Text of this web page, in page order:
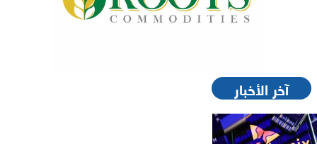
آخر الأخبار